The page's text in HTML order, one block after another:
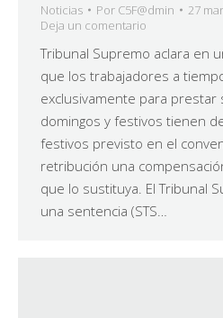
Noticias Por C5F@dmin
27
Deja un comentario
Tribunal Supremo aclara en
que los trabajadores a
exclusivamente para prestar
domingos y festivos tienen
festivos previsto en el
retribución una
que lo sustituya. El Tribunal
una sentencia (STS…